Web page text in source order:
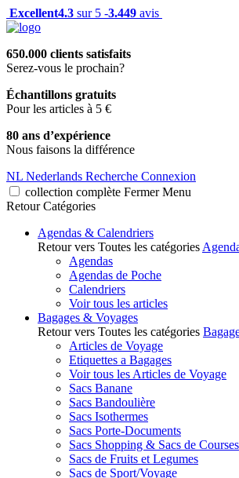
Excellent4.3 sur 5 -3.449 avis
650.000 clients satisfaits
Serez-vous le prochain?
Échantillons gratuits
Pour les articles à 5 €
80 ans d’expérience
Nous faisons la différence
NL Nederlands Recherche Connexion
collection complète Fermer Menu
Retour Catégories
Agendas & Calendriers
Retour vers Toutes les catégories
Agendas
Agendas de Poche
Calendriers
Voir tous les articles
Bagages & Voyages
Retour vers Toutes les catégories
Articles de Voyage
Etiquettes a Bagages
Voir tous les Articles de Voyage
Sacs Banane
Sacs Bandoulière
Sacs Isothermes
Sacs Porte-Documents
Sacs Shopping & Sacs de Courses
Sacs de Fruits et Legumes
Sacs de Sport/Voyage